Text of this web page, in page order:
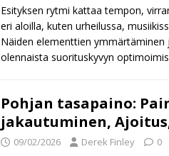
Esityksen rytmi kattaa tempon,
eri aloilla, kuten urheilussa,
Näiden elementtien ymmärtäminen
olennaista suorituskyvyn
Pohjan tasapaino:
jakautuminen,
09/02/2026 Derek Finley 0